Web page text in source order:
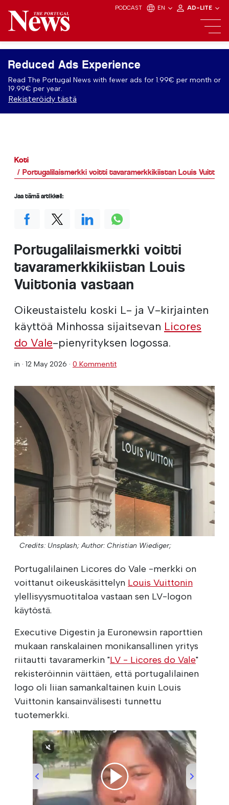
PODCAST EN AD-LITE
Reduced Ads Experience
Read The Portugal News with fewer ads for 1.99€ per month or
19.99€ per year.
Rekisteröidy tästä
Koti
Portugalilaismerkki voitti tavaramerkkikiistan Louis
Portugalilaismerkki voitti
tavaramerkkikiistan Louis
Vuittonia vastaan
Oikeustaistelu koski L- ja V-kirjainten
käyttöä Minhossa sijaitsevan Licores
do Vale-pienyrityksen logossa.
in · 12 May 2026 · 0 Kommentit
Credits: Unsplash; Author: Christian Wiediger;
Portugalilainen Licores do Vale -merkki on
voittanut oikeuskäsittelyn Louis Vuittonin
ylellisyysmuotitaloa vastaan sen LV-logon
käytöstä.
Executive Digestin ja Euronewsin raporttien
mukaan ranskalainen monikansallinen yritys
riitautti tavaramerkin "LV - Licores do Vale"
rekisteröinnin väittäen, että portugalilainen
logo oli liian samankaltainen kuin Louis
Vuittonin kansainvälisesti tunnettu
tuotemerkki.
Jaa tämä artikkeli: